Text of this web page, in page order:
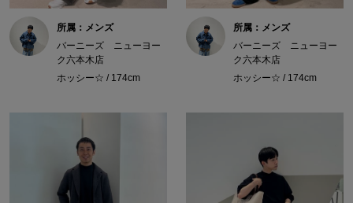
所属：メンズ
バーニーズ ニューヨー
ク六本木店
ホッシー☆ / 174cm
所属：メンズ
バーニーズ ニューヨー
ク六本木店
ホッシー☆ / 174cm